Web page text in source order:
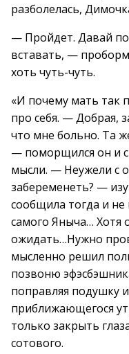
разболелась,
— Пройдет. Давай
вставать, —
хоть чуть-чуть.
«И почему мать так
про себя. — Добрая,
что мне больно. Та
— поморщился он и
мысли. — Неужели с
забеременеть? —
сообщила тогда и
самого Яныча… Хотя
ожидать…Нужно
мысленно решил
позвоню
поправляя подушку
приближающегося
только закрыть
сотового.